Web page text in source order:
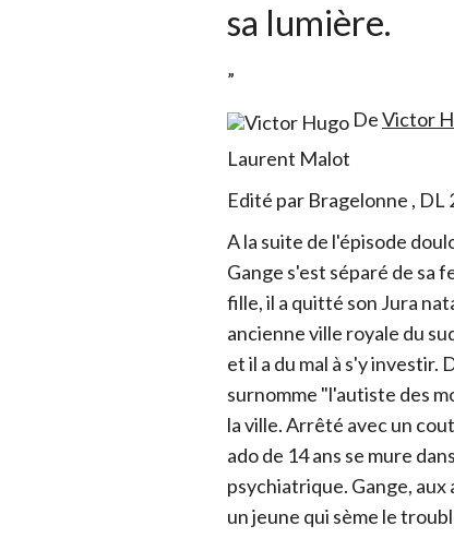
sa lumière.
”
DeVictor
Laurent Malot
Edité par Bragelonne , DL
A la suite de l'épisode
Gange s'est séparé de sa
fille, il a quitté son Jura
ancienne ville royale du
et il a du mal à s'y investir.
surnomme "l'autiste des
la ville. Arrêté avec un
ado de 14 ans se mure
psychiatrique. Gange,
un jeune qui sème le